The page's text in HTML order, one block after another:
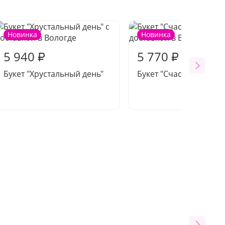
Новинка
5 940 ₽
Букет "Хрустальный день"
Новинка
5 770 ₽
Букет "Счастье